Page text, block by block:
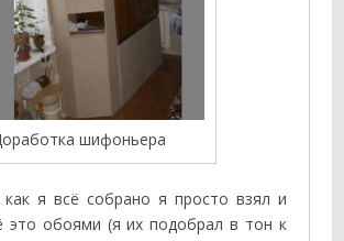
шифоньера
я всё собрано я просто взял и
это обоями (я их подобрал в тон к